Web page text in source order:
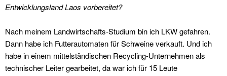
Entwicklungsland Laos vorbereitet?
Nach meinem Landwirtschafts-Studium bin ich LKW gefahren.
Dann habe ich Futterautomaten für Schweine verkauft. Und ich
habe in einem mittelständischen Recycling-Unternehmen als
technischer Leiter gearbeitet, da war ich für 15 Leute